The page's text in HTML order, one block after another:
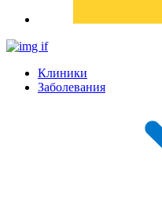
Клиники
Заболевания